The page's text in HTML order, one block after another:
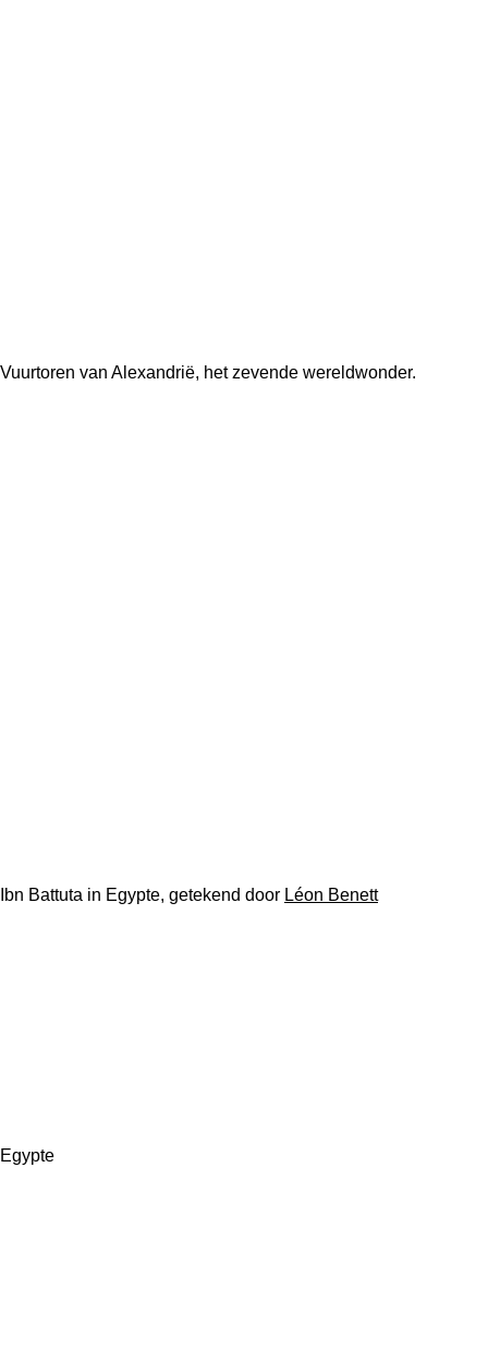
Vuurtoren van Alexandrië, het zevende wereldwonder.
Ibn Battuta in Egypte, getekend door Léon Benett
Egypte